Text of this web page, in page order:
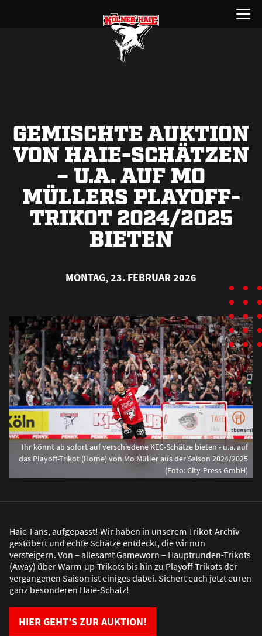
Menü
öffnen
GEMISCHTE AUKTION
VON HAIE-SCHÄTZEN
– U.A. AUF MO
MÜLLERS PLAYOFF-
TRIKOT 2024/2025
BIETEN
MONTAG, 23. FEBRUAR 2026
Ihr könnt ab sofort auf verschiedene KEC-Schätze bieten - u.a. auf
das Playoff-Trikot (Home) von Mo Müller aus der Saison 2024/2025
(Foto: City-Press GmbH)
Haie-Fans, aufgepasst! Wir haben in unserem Trikot-Archiv
gestöbert und echte Schätze entdeckt, die wir nun
versteigern. Von – allesamt Gameworn – Hauptrunden-Trikots
(Away) über Warm-up-Trikots bis hin zu Playoff-Trikots der
vergangenen Saison ist einiges dabei. Sichert euch jetzt euren
ganz besonderen Haie-Schatz!
HIER GEHT’S ZUR AUKTION!